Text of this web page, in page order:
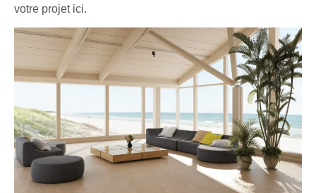
votre projet ici.